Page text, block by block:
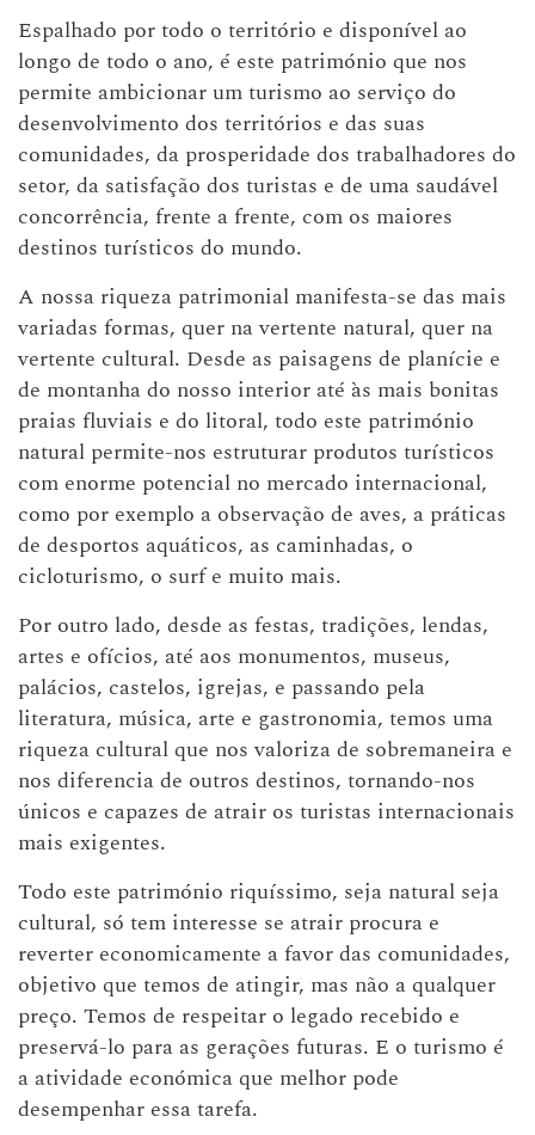
Espalhado por todo o território e disponível ao
longo de todo o ano, é este património que nos
permite ambicionar um turismo ao serviço do
desenvolvimento dos territórios e das suas
comunidades, da prosperidade dos trabalhadores do
setor, da satisfação dos turistas e de uma saudável
concorrência, frente a frente, com os maiores
destinos turísticos do mundo.
A nossa riqueza patrimonial manifesta-se das mais
variadas formas, quer na vertente natural, quer na
vertente cultural. Desde as paisagens de planície e
de montanha do nosso interior até às mais bonitas
praias fluviais e do litoral, todo este património
natural permite-nos estruturar produtos turísticos
com enorme potencial no mercado internacional,
como por exemplo a observação de aves, a práticas
de desportos aquáticos, as caminhadas, o
cicloturismo, o surf e muito mais.
Por outro lado, desde as festas, tradições, lendas,
artes e ofícios, até aos monumentos, museus,
palácios, castelos, igrejas, e passando pela
literatura, música, arte e gastronomia, temos uma
riqueza cultural que nos valoriza de sobremaneira e
nos diferencia de outros destinos, tornando-nos
únicos e capazes de atrair os turistas internacionais
mais exigentes.
Todo este património riquíssimo, seja natural seja
cultural, só tem interesse se atrair procura e
reverter economicamente a favor das comunidades,
objetivo que temos de atingir, mas não a qualquer
preço. Temos de respeitar o legado recebido e
preservá-lo para as gerações futuras. E o turismo é
a atividade económica que melhor pode
desempenhar essa tarefa.